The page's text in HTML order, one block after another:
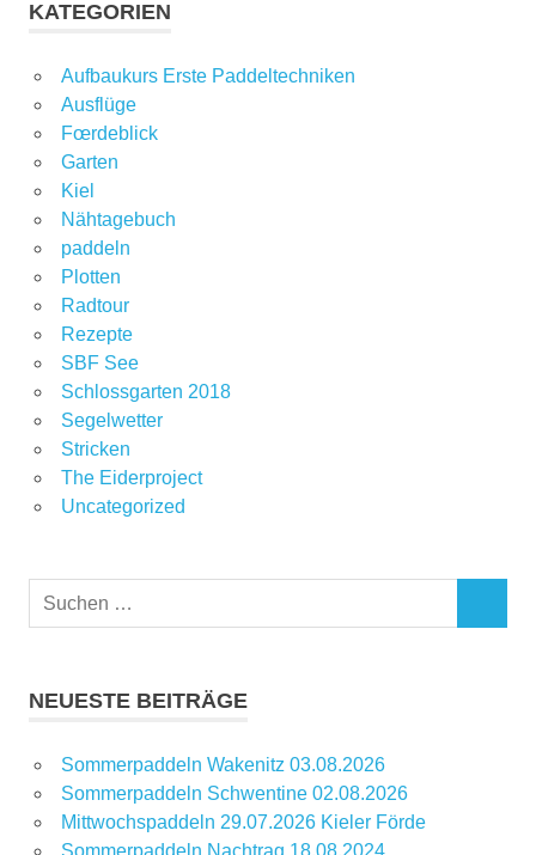
KATEGORIEN
Aufbaukurs Erste Paddeltechniken
Ausflüge
Fœrdeblick
Garten
Kiel
Nähtagebuch
paddeln
Plotten
Radtour
Rezepte
SBF See
Schlossgarten 2018
Segelwetter
Stricken
The Eiderproject
Uncategorized
Suchen
NEUESTE BEITRÄGE
Sommerpaddeln Wakenitz 03.08.2026
Sommerpaddeln Schwentine 02.08.2026
Mittwochspaddeln 29.07.2026 Kieler Förde